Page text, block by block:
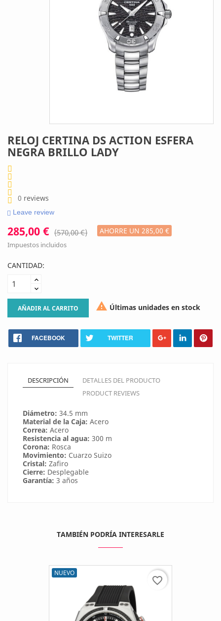
RELOJ CERTINA DS ACTION ESFERA
NEGRA BRILLO LADY
0 reviews
Leave review
285,00 € (570,00 €) AHORRE UN 285,00 €
Impuestos incluidos
CANTIDAD:
AÑADIR AL CARRITO  Últimas unidades en stock
FACEBOOK TWITTER
DESCRIPCIÓN
DETALLES DEL PRODUCTO
PRODUCT REVIEWS
Diámetro: 34.5 mm
Material de la Caja: Acero
Correa: Acero
Resistencia al agua: 300 m
Corona: Rosca
Movimiento: Cuarzo Suizo
Cristal: Zafiro
Cierre: Desplegable
Garantía: 3 años
TAMBIÉN PODRÍA INTERESARLE
NUEVO
favorite_border